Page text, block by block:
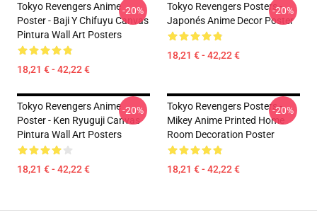
Tokyo Revengers Anime
Poster - Baji Y Chifuyu Canvas
Pintura Wall Art Posters
18,21 € - 42,22 €
-20%
Tokyo Revengers Posters -
Japonés Anime Decor Poster
18,21 € - 42,22 €
-20%
Tokyo Revengers Anime
Poster - Ken Ryuguji Canvas
Pintura Wall Art Posters
18,21 € - 42,22 €
-20%
Tokyo Revengers Posters -
Mikey Anime Printed Home
Room Decoration Poster
18,21 € - 42,22 €
-20%